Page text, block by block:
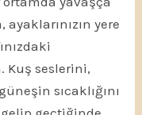
ayaklarınızın yere
Kuş seslerini,
sıcaklığını